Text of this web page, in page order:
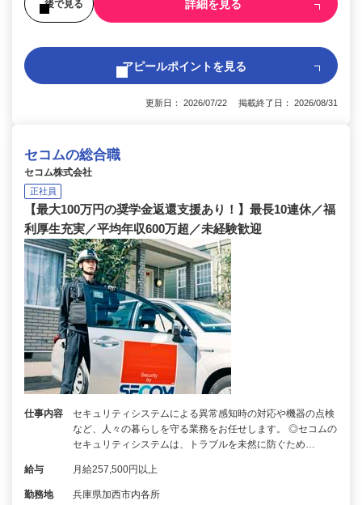
後で見る 詳細を見る
アピールポイントを見る
更新日： 2026/07/22 掲載終了日： 2026/08/31
セコムの総合職
セコム株式会社
正社員
【最大100万円の奨学金返還支援あり！】最長10連休／福
利厚生充実／平均年収600万超／未経験歓迎
仕事内容
セキュリティシステムによる異常感知時の対応や機器の点検
など、人々の暮らしを守る業務をお任せします。 ◎セコムの
セキュリティシステムは、トラブルを未然に防ぐため…
給与 月給257,500円以上
勤務地 兵庫県加西市内各所